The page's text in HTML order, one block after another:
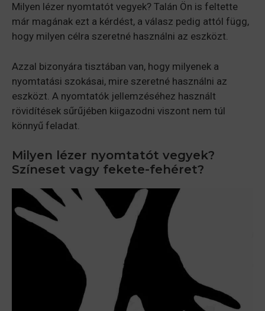
Milyen lézer nyomtatót vegyek? Talán Ön is feltette
már magának ezt a kérdést, a válasz pedig attól függ,
hogy milyen célra szeretné használni az eszközt.
Azzal bizonyára tisztában van, hogy milyenek a
nyomtatási szokásai, mire szeretné használni az
eszközt. A nyomtatók jellemzéséhez használt
rövidítések sűrűjében kiigazodni viszont nem túl
könnyű feladat.
Milyen lézer nyomtatót vegyek?
Színeset vagy fekete-fehéret?